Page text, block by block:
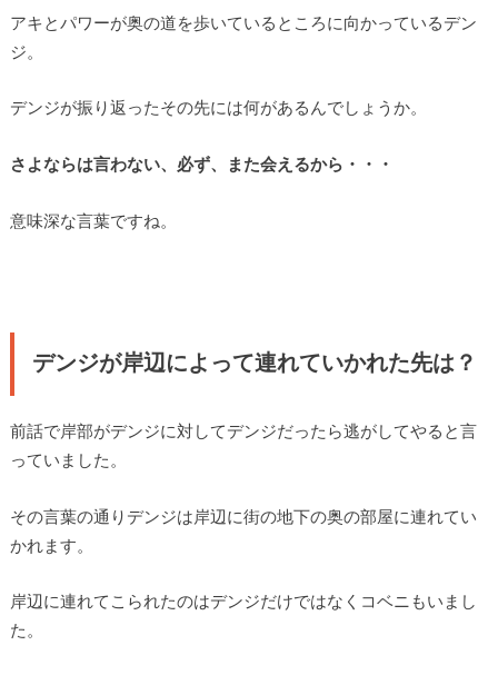
アキとパワーが奥の道を歩いているところに向かっているデン
ジ。
デンジが振り返ったその先には何があるんでしょうか。
さよならは言わない、必ず、また会えるから・・・
意味深な言葉ですね。
デンジが岸辺によって連れていかれた先は？
前話で岸部がデンジに対してデンジだったら逃がしてやると言
っていました。
その言葉の通りデンジは岸辺に街の地下の奥の部屋に連れてい
かれます。
岸辺に連れてこられたのはデンジだけではなくコベニもいまし
た。